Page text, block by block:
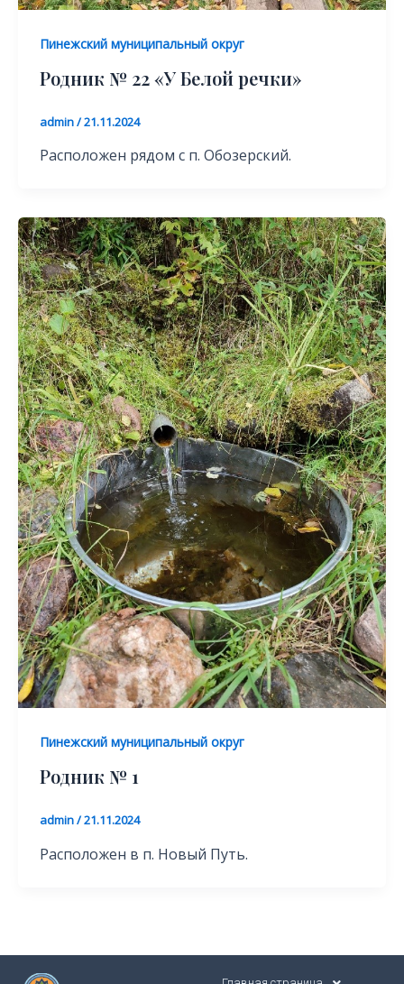
Пинежский муниципальный округ
Родник № 22 «У Белой речки»
admin/21.11.2024
Расположен рядом с п. Обозерский.
Пинежский муниципальный округ
Родник № 1
admin/21.11.2024
Расположен в п. Новый Путь.